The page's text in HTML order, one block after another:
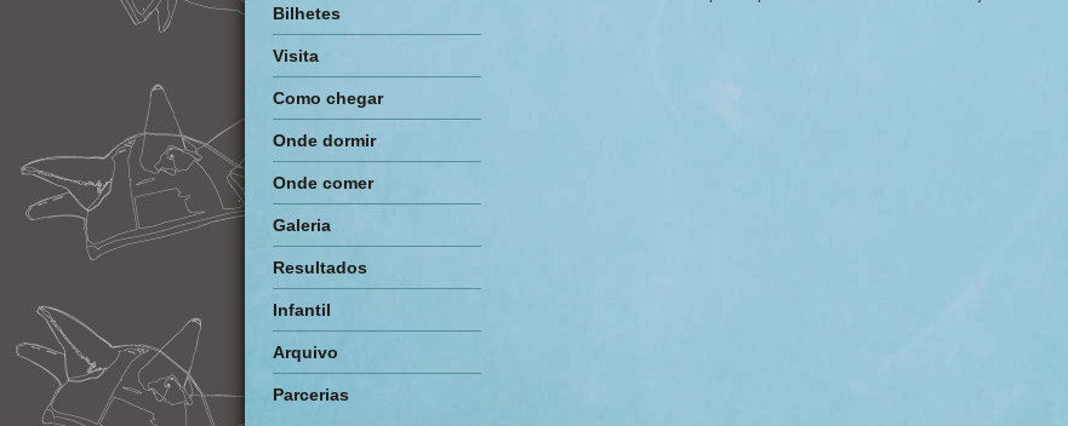
Bilhetes
Visita
Como chegar
Onde dormir
Onde comer
Galeria
Resultados
Infantil
Arquivo
Parcerias